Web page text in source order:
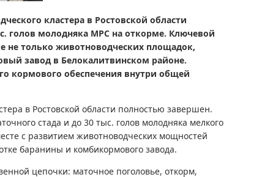
кластера в Ростовской области
голов молодняка МРС на откорме. Ключевой
не только животноводческих площадок,
завод в Белокалитвинском районе.
кормового обеспечения внутри общей
в Ростовской области полностью завершен.
стада и до 30 тыс. голов молодняка мелкого
с развитием животноводческих мощностей
баранины и комбикормового завода.
цепочки: маточное поголовье, откорм,